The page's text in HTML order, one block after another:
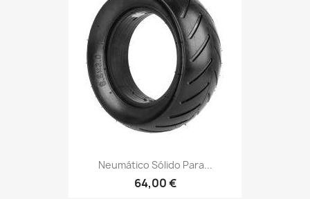
Neumático Sólido Para...
64,00 €